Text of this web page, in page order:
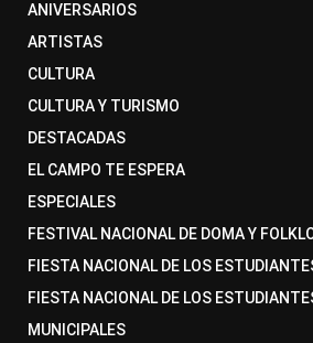
ANIVERSARIOS
ARTISTAS
CULTURA
CULTURA Y TURISMO
DESTACADAS
EL CAMPO TE ESPERA
ESPECIALES
FESTIVAL NACIONAL DE DOMA Y
FIESTA NACIONAL DE LOS
FIESTA NACIONAL DE LOS
MUNICIPALES